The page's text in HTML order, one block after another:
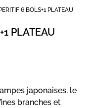
6 BOLS+1 PLATEAU
PLATEAU
japonaises, le
branches et